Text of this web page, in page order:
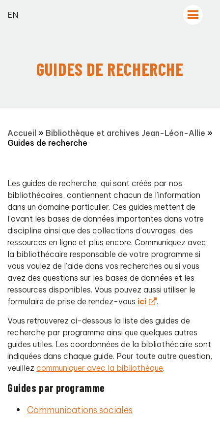
EN
GUIDES DE RECHERCHE
Accueil » Bibliothèque et archives Jean-Léon-Allie »
Guides de recherche
Les guides de recherche, qui sont créés par nos
bibliothécaires, contiennent chacun de l’information
dans un domaine particulier. Ces guides mettent de
l’avant les bases de données importantes dans votre
discipline ainsi que des collections d’ouvrages, des
ressources en ligne et plus encore. Communiquez avec
la bibliothécaire responsable de votre programme si
vous voulez de l’aide dans vos recherches ou si vous
avez des questions sur les bases de données et les
ressources disponibles. Vous pouvez aussi utiliser le
formulaire de prise de rendez-vous ici
.
Vous retrouverez ci-dessous la liste des guides de
recherche par programme ainsi que quelques autres
guides utiles. Les coordonnées de la bibliothécaire sont
indiquées dans chaque guide. Pour toute autre question,
veuillez communiquer avec la bibliothèque.
Guides par programme
Communications sociales